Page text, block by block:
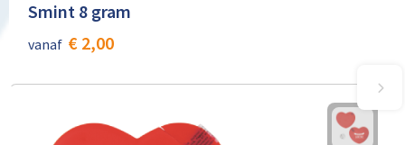
Smint 8 gram
vanaf € 2,00